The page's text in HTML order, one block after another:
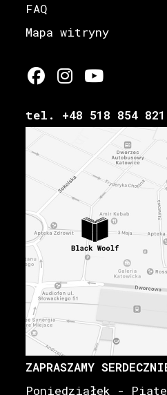
FAQ
Mapa witryny
tel. +48 518 854 821
ZAPRASZAMY
Poniedziałek -